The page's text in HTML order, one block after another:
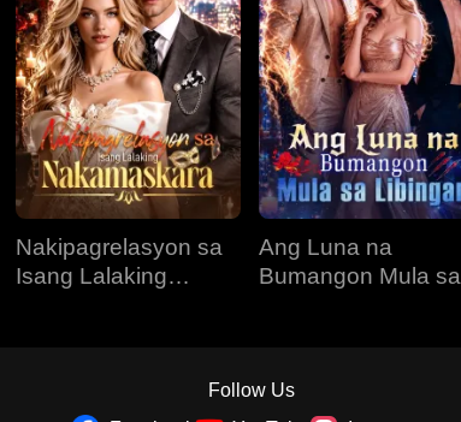
Nakipagrelasyon sa
Isang Lalaking
Ang Luna na
Bumangon Mula sa
Follow Us